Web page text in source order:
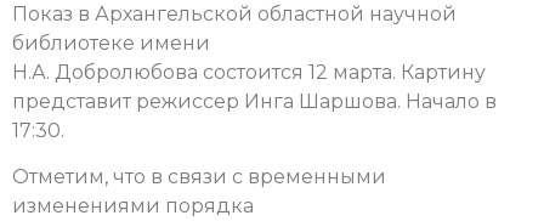
Показ в Архангельской областной научной
библиотеке имени
Н.А. Добролюбова состоится 12 марта. Картину
представит режиссер Инга Шаршова. Начало в
17:30.
Отметим, что в связи с временными
изменениями порядка